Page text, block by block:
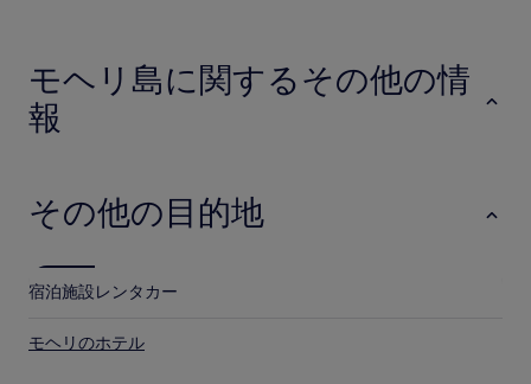
モヘリ島に関するその他の情
報
その他の目的地
宿泊施設レンタカー
モヘリのホテル